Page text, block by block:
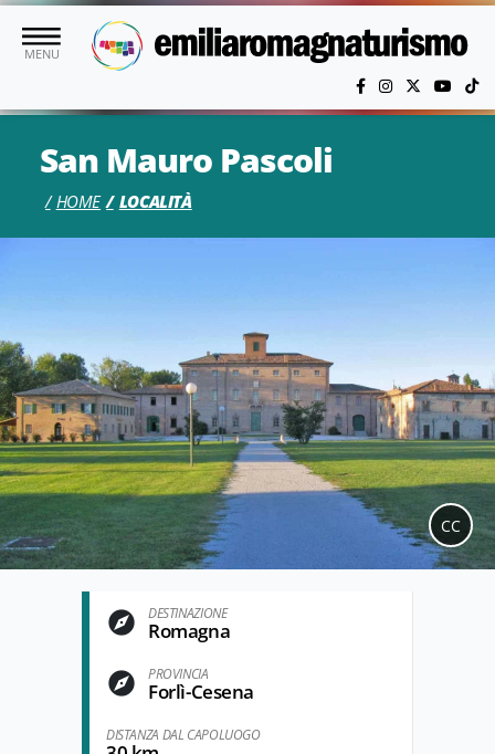
Vai al contenuto principale
MENU
San Mauro Pascoli
HOME LOCALITÀ
CC
DESTINAZIONE
Romagna
PROVINCIA
Forlì-Cesena
DISTANZA DAL CAPOLUOGO